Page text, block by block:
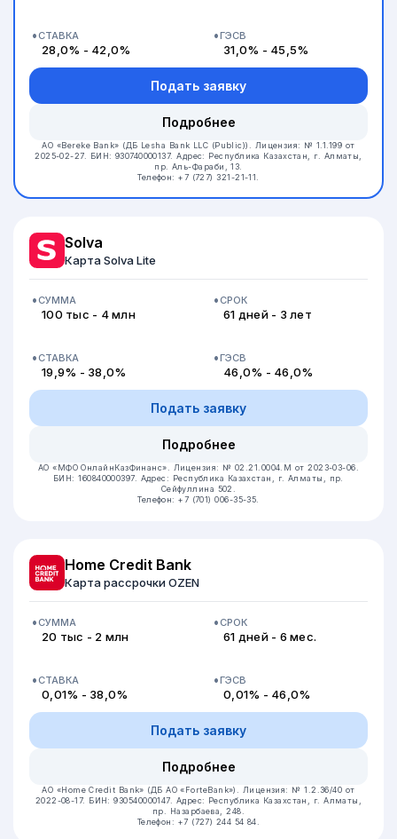
СТАВКА
28,0% - 42,0%
ГЭСВ
31,0% - 45,5%
Подать заявку
Подробнее
АО «Bereke Bank» (ДБ Lesha Bank LLC (Public)).
Лицензия: № 1.1.199 от
2025-02-27.
БИН: 930740000137.Адрес: Республика Казахстан, г. Алматы,
пр. Аль-Фараби, 13.
Телефон: +7 (727) 321-21-11.
Solva
Карта Solva Lite
СУММА
100 тыс - 4 млн
СРОК
61 дней - 3 лет
СТАВКА
19,9% - 38,0%
ГЭСВ
46,0% - 46,0%
Подать заявку
Подробнее
АО «МФО ОнлайнКазФинанс».
Лицензия: № 02.21.0004.М от 2023-03-06.
БИН: 160840000397. Адрес: Республика Казахстан, г. Алматы, пр.
Сейфуллина 502.
Телефон: +7 (701) 006-35-35.
Home Credit Bank
Карта рассрочки OZEN
СУММА
20 тыс - 2 млн
СРОК
61 дней - 6 мес.
СТАВКА
0,01% - 38,0%
ГЭСВ
0,01% - 46,0%
Подать заявку
Подробнее
АО «Home Credit Bank» (ДБ АО «ForteBank»).
Лицензия: № 1.2.36/40 от
2022-08-17. БИН: 930540000147. Адрес: Республика Казахстан, ​г. Алматы,
пр. Назарбаева, 248.
Телефон: +7 (727) 244 54 84.